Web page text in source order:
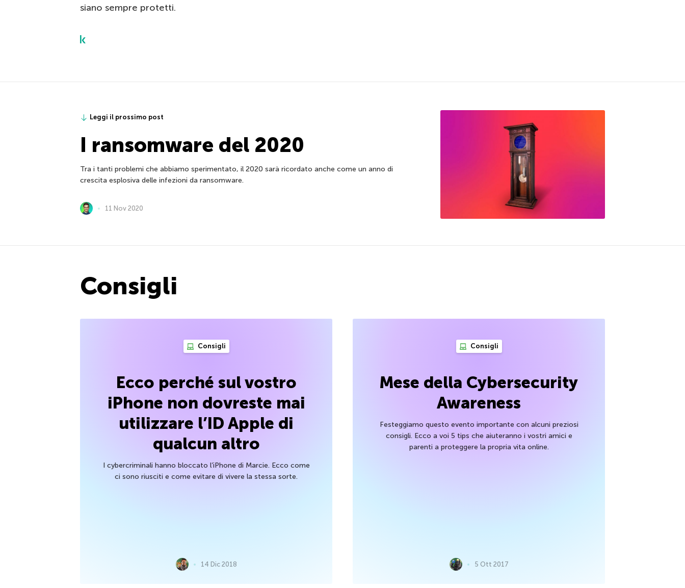
siano sempre protetti.
Leggi il prossimo post
I ransomware del 2020
Tra i tanti problemi che abbiamo sperimentato, il 2020 sarà ricordato anche come un anno di
crescita esplosiva delle infezioni da ransomware.
11 Nov 2020
Consigli
Consigli
Ecco perché sul vostro
iPhone non dovreste mai
utilizzare l’ID Apple di
qualcun altro
I cybercriminali hanno bloccato l’iPhone di Marcie. Ecco come
ci sono riusciti e come evitare di vivere la stessa sorte.
14 Dic 2018
Consigli
Mese della Cybersecurity
Awareness
Festeggiamo questo evento importante con alcuni preziosi
consigli. Ecco a voi 5 tips che aiuteranno i vostri amici e
parenti a proteggere la propria vita online.
5 Ott 2017